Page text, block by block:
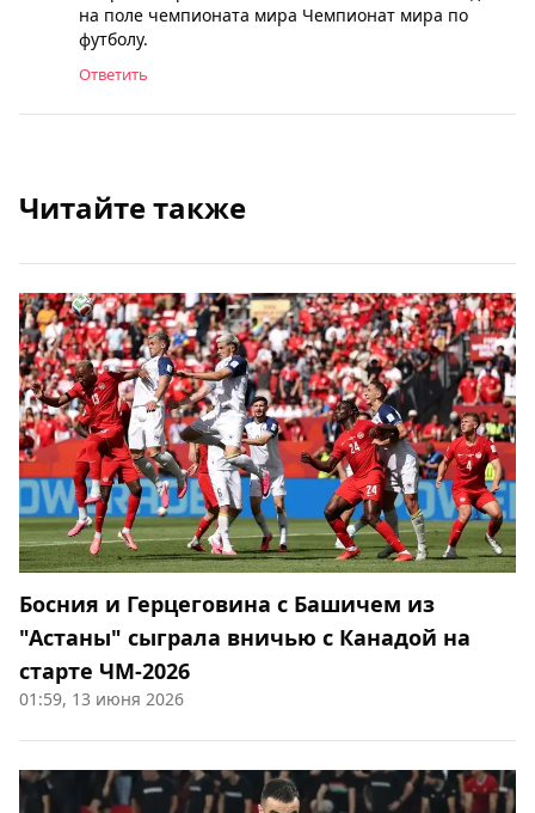
на поле чемпионата мира Чемпионат мира по
футболу.
Ответить
Читайте также
Босния и Герцеговина с Башичем из
"Астаны" сыграла вничью с Канадой на
старте ЧМ-2026
01:59, 13 июня 2026